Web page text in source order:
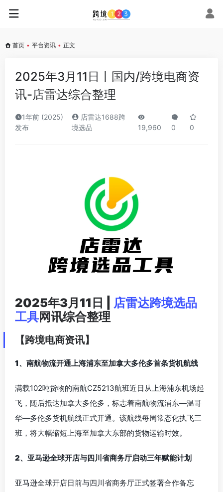
首页 • 平台资讯 • 正文
2025年3月11日丨国内/跨境电商资
讯-店雷达综合整理
1年前 (2025)
发布
店雷达1688跨
境选品
19,960 0 0
2025年3月11日 |
店雷达跨境选品
工具网讯综合整理
【跨境电商资讯】
1、南航物流开通上海浦东至加拿大多伦多首条货机航线
满载102吨货物的南航CZ5213航班近日从上海浦东机场起
飞，随后抵达加拿大多伦多，标志着南航物流浦东—温哥
华—多伦多货机航线正式开通。该航线每周常态化执飞三
班，将大幅缩短上海至加拿大东部的货物运输时效。
2、亚马逊全球开店与四川省商务厅启动三年赋能计划
亚马逊全球开店日前与四川省商务厅正式签署合作备忘